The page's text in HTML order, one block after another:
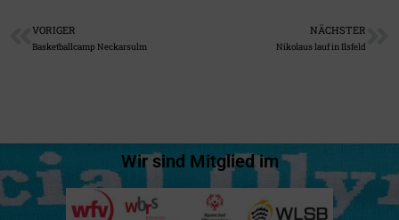
VORIGER
Basketballcamp Neckarsulm
NÄCHSTER
Nikolaus lauf in Ilsfeld
Wir sind Mitglied im